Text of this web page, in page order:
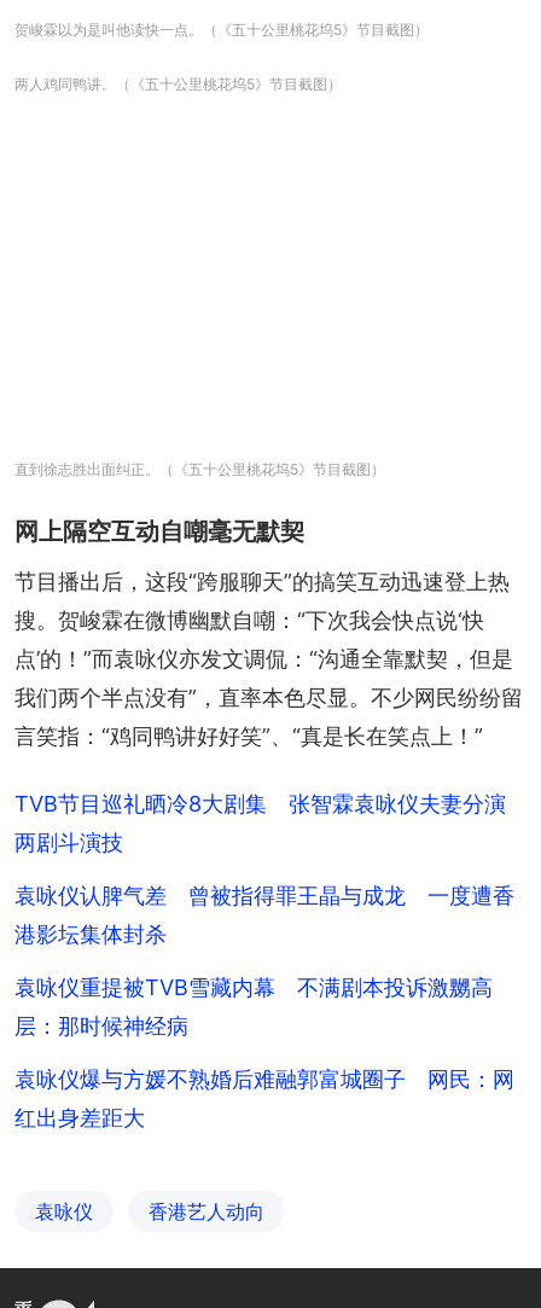
贺峻霖以为是叫他读快一点。（《五十公里桃花坞5》节目截图）
两人鸡同鸭讲。（《五十公里桃花坞5》节目截图）
直到徐志胜出面纠正。（《五十公里桃花坞5》节目截图）
网上隔空互动自嘲毫无默契
节目播出后，这段“跨服聊天”的搞笑互动迅速登上热
搜。贺峻霖在微博幽默自嘲：“下次我会快点说‘快
点’的！”而袁咏仪亦发文调侃：“沟通全靠默契，但是
我们两个半点没有”，直率本色尽显。不少网民纷纷留
言笑指：“鸡同鸭讲好好笑”、“真是长在笑点上！”
TVB节目巡礼晒冷8大剧集 张智霖袁咏仪夫妻分演
两剧斗演技
袁咏仪认脾气差 曾被指得罪王晶与成龙 一度遭香
港影坛集体封杀
袁咏仪重提被TVB雪藏内幕 不满剧本投诉激嬲高
层：那时候神经病
袁咏仪爆与方媛不熟婚后难融郭富城圈子 网民：网
红出身差距大
袁咏仪 香港艺人动向